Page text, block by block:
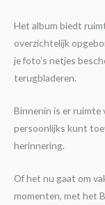
Het album biedt
overzichtelijk
je foto’s netjes
terugbladeren.
Binnenin is er ruimte
persoonlijks kunt
herinnering.
Of het nu gaat om
momenten, met het